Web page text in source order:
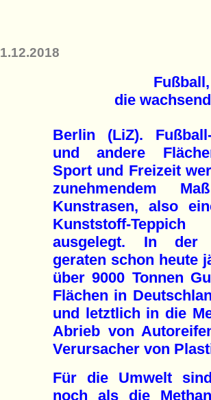
1.12.2018
die
Berlin (LiZ).
und andere
Sport und Freizeit
zunehmendem
Kunstrasen, also
Kunststoff-Teppich
ausgelegt. In der
geraten schon heute
über 9000 Tonnen
Flächen in
und letztlich in die
Abrieb von
Verursacher von
Für die Umwelt
noch als die